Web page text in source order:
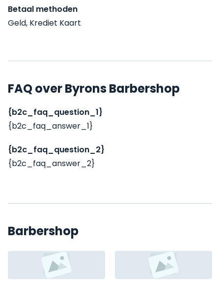
Betaal methoden
Geld, Krediet Kaart
FAQ over Byrons Barbershop
{b2c_faq_question_1}
{b2c_faq_answer_1}
{b2c_faq_question_2}
{b2c_faq_answer_2}
Barbershop